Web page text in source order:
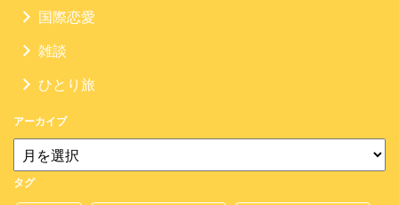
国際恋愛
雑談
ひとり旅
アーカイブ
タグ